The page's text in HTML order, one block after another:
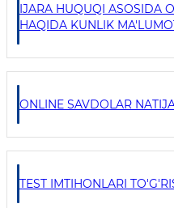
IJARA HUQUQI ASOSIDA
HAQIDA KUNLIK
ONLINE SAVDOLAR
TEST IMTIHONLARI